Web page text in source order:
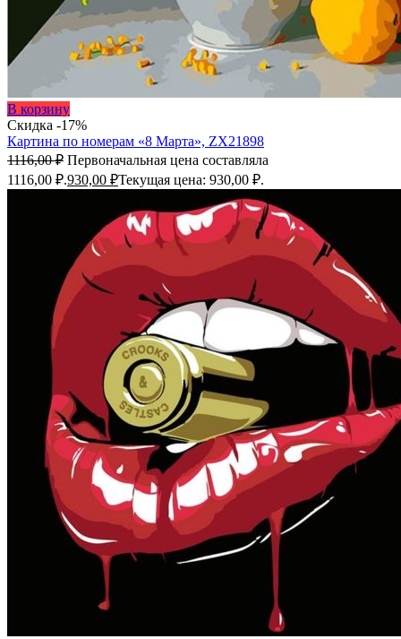
В корзину
Скидка -17%
Картина по номерам «8 Марта», ZX21898
1116,00₽ Первоначальная цена составляла
1116,00 ₽.930,00 ₽Текущая цена: 930,00 ₽.